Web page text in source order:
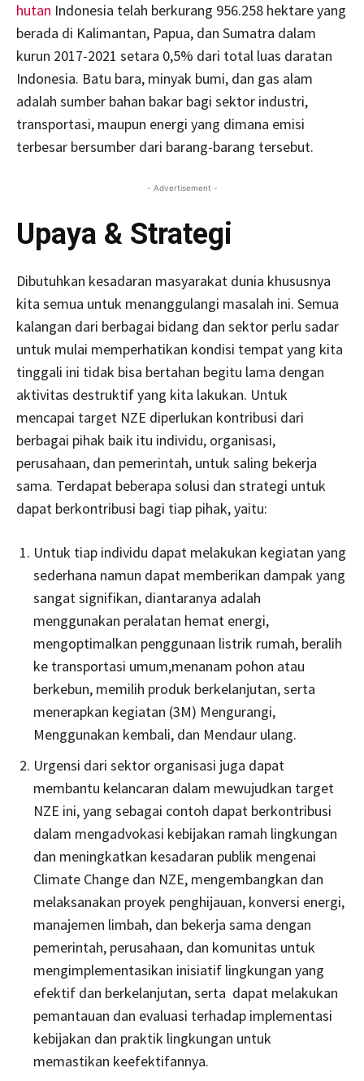
hutan Indonesia telah berkurang 956.258 hektare yang
berada di Kalimantan, Papua, dan Sumatra dalam
kurun 2017-2021 setara 0,5% dari total luas daratan
Indonesia. Batu bara, minyak bumi, dan gas alam
adalah sumber bahan bakar bagi sektor industri,
transportasi, maupun energi yang dimana emisi
terbesar bersumber dari barang-barang tersebut.
- Advertisement -
Upaya & Strategi
Dibutuhkan kesadaran masyarakat dunia khususnya
kita semua untuk menanggulangi masalah ini. Semua
kalangan dari berbagai bidang dan sektor perlu sadar
untuk mulai memperhatikan kondisi tempat yang kita
tinggali ini tidak bisa bertahan begitu lama dengan
aktivitas destruktif yang kita lakukan. Untuk
mencapai target NZE diperlukan kontribusi dari
berbagai pihak baik itu individu, organisasi,
perusahaan, dan pemerintah, untuk saling bekerja
sama. Terdapat beberapa solusi dan strategi untuk
dapat berkontribusi bagi tiap pihak, yaitu:
Untuk tiap individu dapat melakukan kegiatan yang
sederhana namun dapat memberikan dampak yang
sangat signifikan, diantaranya adalah
menggunakan peralatan hemat energi,
mengoptimalkan penggunaan listrik rumah, beralih
ke transportasi umum,menanam pohon atau
berkebun, memilih produk berkelanjutan, serta
menerapkan kegiatan (3M) Mengurangi,
Menggunakan kembali, dan Mendaur ulang.
Urgensi dari sektor organisasi juga dapat
membantu kelancaran dalam mewujudkan target
NZE ini, yang sebagai contoh dapat berkontribusi
dalam mengadvokasi kebijakan ramah lingkungan
dan meningkatkan kesadaran publik mengenai
Climate Change dan NZE, mengembangkan dan
melaksanakan proyek penghijauan, konversi energi,
manajemen limbah, dan bekerja sama dengan
pemerintah, perusahaan, dan komunitas untuk
mengimplementasikan inisiatif lingkungan yang
efektif dan berkelanjutan, serta dapat melakukan
pemantauan dan evaluasi terhadap implementasi
kebijakan dan praktik lingkungan untuk
memastikan keefektifannya.